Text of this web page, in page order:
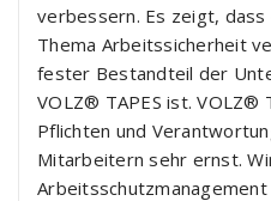
verbessern. Es zeigt,
Thema Arbeitssicherheit
fester Bestandteil der
VOLZ® TAPES ist. VOLZ®
Pflichten und
Mitarbeitern sehr ernst.